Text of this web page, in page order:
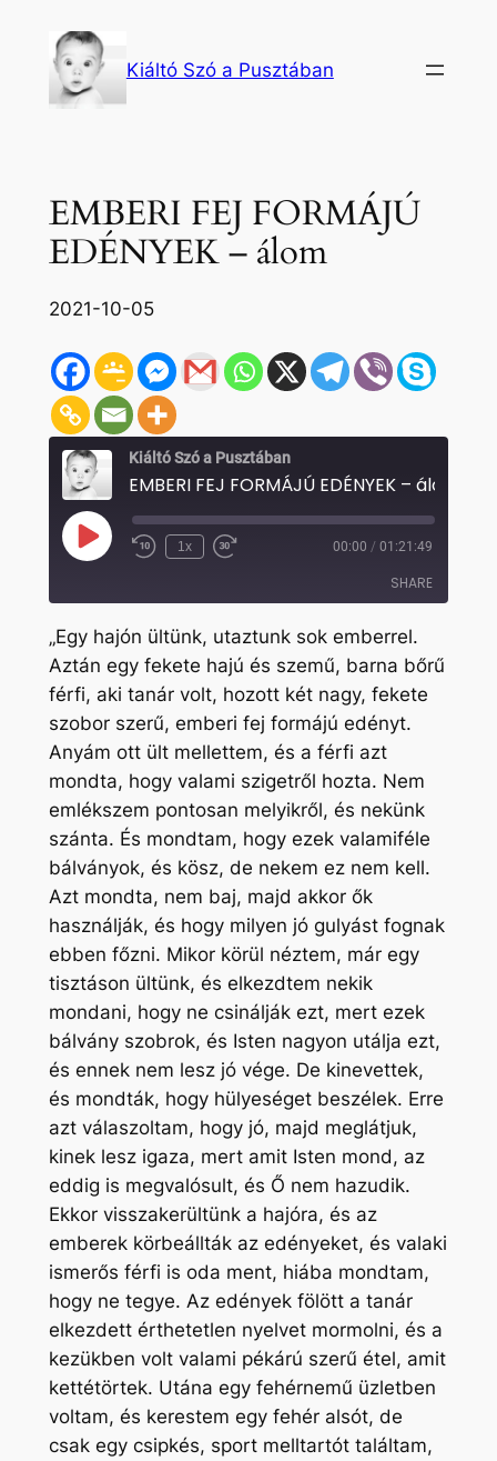
tartalomhoz
Kiáltó Szó a Pusztában
EMBERI FEJ FORMÁJÚ
EDÉNYEK – álom
2021-10-05
Kiáltó Szó a Pusztában
EMBERI FEJ FORMÁJÚ EDÉNYEK – álom
Play
Episode Rewind
1x
Fast
seconds
00:00 / 01:21:49
SHARE
SHARE
LINK
EMBED
„Egy hajón ültünk, utaztunk sok emberrel.
Aztán egy fekete hajú és szemű, barna bőrű
férfi, aki tanár volt, hozott két nagy, fekete
szobor szerű, emberi fej formájú edényt.
Anyám ott ült mellettem, és a férfi azt
mondta, hogy valami szigetről hozta. Nem
emlékszem pontosan melyikről, és nekünk
szánta. És mondtam, hogy ezek valamiféle
bálványok, és kösz, de nekem ez nem kell.
Azt mondta, nem baj, majd akkor ők
használják, és hogy milyen jó gulyást fognak
ebben főzni. Mikor körül néztem, már egy
tisztáson ültünk, és elkezdtem nekik
mondani, hogy ne csinálják ezt, mert ezek
bálvány szobrok, és Isten nagyon utálja ezt,
és ennek nem lesz jó vége. De kinevettek,
és mondták, hogy hülyeséget beszélek. Erre
azt válaszoltam, hogy jó, majd meglátjuk,
kinek lesz igaza, mert amit Isten mond, az
eddig is megvalósult, és Ő nem hazudik.
Ekkor visszakerültünk a hajóra, és az
emberek körbeállták az edényeket, és valaki
ismerős férfi is oda ment, hiába mondtam,
hogy ne tegye. Az edények fölött a tanár
elkezdett érthetetlen nyelvet mormolni, és a
kezükben volt valami pékárú szerű étel, amit
kettétörtek. Utána egy fehérnemű üzletben
voltam, és kerestem egy fehér alsót, de
csak egy csipkés, sport melltartót találtam,